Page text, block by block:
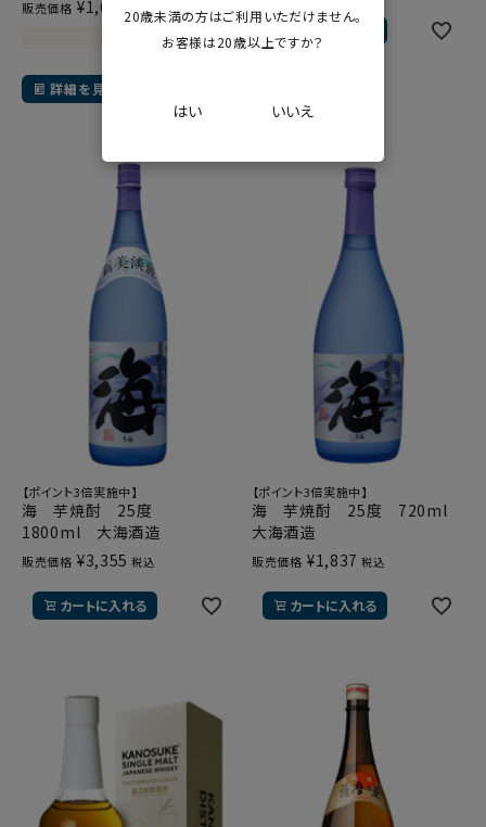
20歳未満の方はご利用いただけません。
お客様は20歳以上ですか？
はい いいえ
販売価格 ¥1,650 税込
詳細を見る
【ポイント3倍実施中】
海 芋焼酎 25度
1800ml 大海酒造
販売価格 ¥3,355 税込
カートに入れる
【ポイント3倍実施中】
海 芋焼酎 25度 720ml
大海酒造
販売価格 ¥1,837 税込
カートに入れる